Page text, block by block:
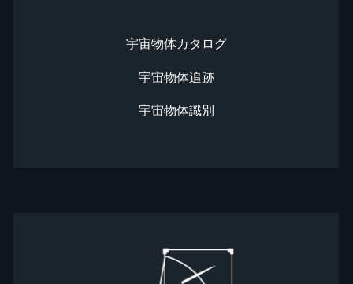
宇宙物体カタログ
宇宙物体追跡
宇宙物体識別